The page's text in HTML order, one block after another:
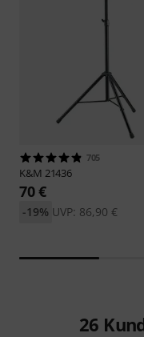
705
K&M 21436
70 €
UVP: 86,90 €
-19%
26